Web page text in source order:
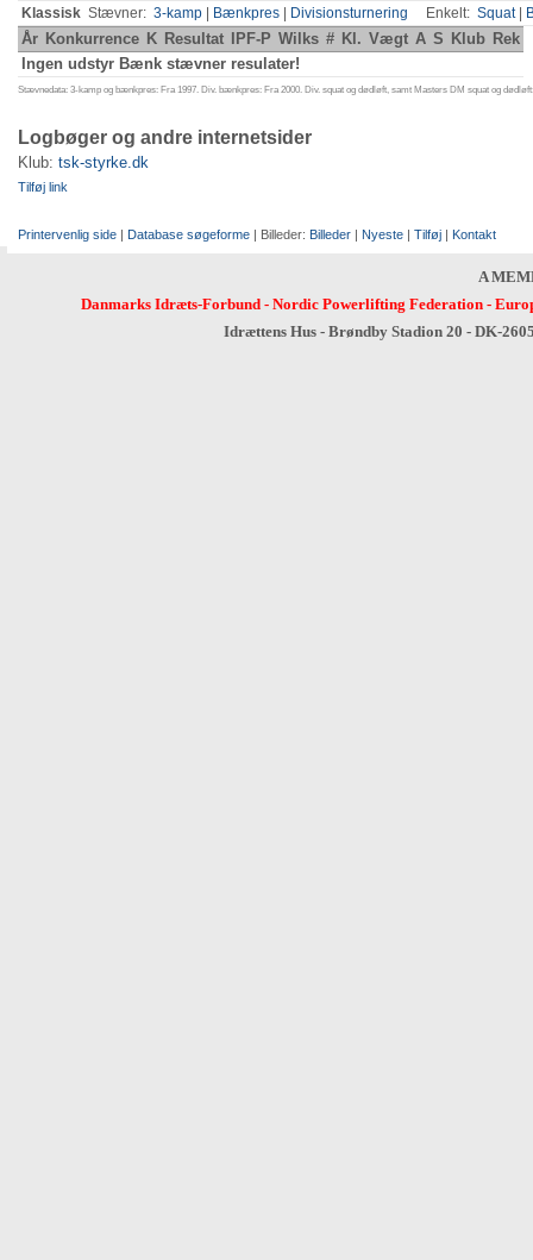
Klassisk Stævner: 3-kamp Bænkpres Divisionsturnering Enkelt: Squat|
År Konkurrence K Resultat IPF-P Wilks # Kl. Vægt A S Klub Rek
Ingen udstyr Bænk stævner resulater!
Stævnedata: 3-kamp og bænkpres: Fra 1997. Div. bænkpres: Fra 2000. Div. squat og dødløft, samt Masters DM squat og
Logbøger og andre internetsider
Klub: tsk-styrke.dk
Tilføj link
Printervenlig side | Database søgeforme | Billeder: Billeder | Nyeste | Tilføj | Kontakt
A
Danmarks Idræts-Forbund- Nordic Powerlifting Federation-
Idrættens Hus - Brøndby Stadion 20 - DK-